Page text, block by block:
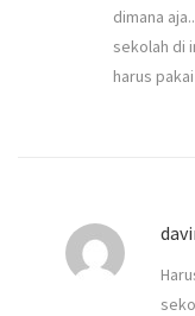
dimana
sekolah di
harus